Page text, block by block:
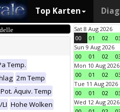
Top Karten
Temp.
2m Temp
Äquiv. Temp
LI Hohe Wolken
Sat 8 Aug 2026
00
01 02
Sun 9 Aug 2026
00
01 02
Mon 10 Aug 2026
00
01 02
Tue 11 Aug 2026
00
01 02
Wed 12 Aug 2026